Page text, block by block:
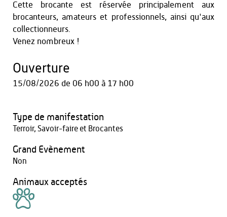
Cette brocante est réservée principalement aux
brocanteurs, amateurs et professionnels, ainsi qu'aux
collectionneurs.
Venez nombreux !
Ouverture
15/08/2026 de 06 h00 à 17 h00
Type de manifestation
Terroir, Savoir-faire et Brocantes
Grand Evènement
Non
Animaux acceptés